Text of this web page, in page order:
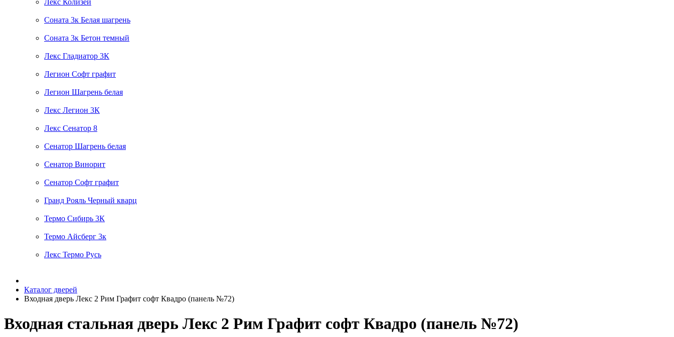
Лекс Колизей
Соната 3к Белая шагрень
Соната 3к Бетон темный
Лекс Гладиатор 3К
Легион Софт графит
Легион Шагрень белая
Лекс Легион 3К
Лекс Сенатор 8
Сенатор Шагрень белая
Сенатор Винорит
Сенатор Софт графит
Гранд Рояль Черный кварц
Термо Сибирь 3К
Термо Айсберг 3к
Лекс Термо Русь
Каталог дверей
Входная дверь Лекс 2 Рим Графит софт Квадро (панель №72)
Входная стальная дверь Лекс 2 Рим Графит софт Квадро (панель №72)